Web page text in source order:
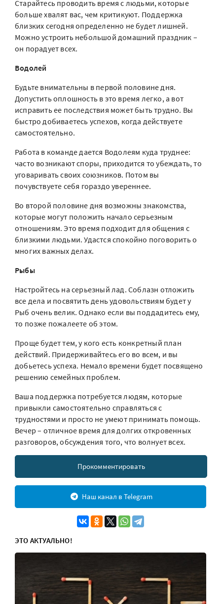
Старайтесь проводить время с людьми, которые
больше хвалят вас, чем критикуют. Поддержка
близких сегодня определенно не будет лишней.
Можно устроить небольшой домашний праздник –
он порадует всех.
Водолей
Будьте внимательны в первой половине дня.
Допустить оплошность в это время легко, а вот
исправить ее последствия может быть трудно. Вы
быстро добиваетесь успехов, когда действуете
самостоятельно.
Работа в команде дается Водолеям куда труднее:
часто возникают споры, приходится то убеждать, то
уговаривать своих союзников. Потом вы
почувствуете себя гораздо увереннее.
Во второй половине дня возможны знакомства,
которые могут положить начало серьезным
отношениям. Это время подходит для общения с
близкими людьми. Удастся спокойно поговорить о
многих важных делах.
Рыбы
Настройтесь на серьезный лад. Соблазн отложить
все дела и посвятить день удовольствиям будет у
Рыб очень велик. Однако если вы поддадитесь ему,
то позже пожалеете об этом.
Проще будет тем, у кого есть конкретный план
действий. Придерживайтесь его во всем, и вы
добьетесь успеха. Немало времени будет посвящено
решению семейных проблем.
Ваша поддержка потребуется людям, которые
привыкли самостоятельно справляться с
трудностями и просто не умеют принимать помощь.
Вечер – отличное время для долгих откровенных
разговоров, обсуждения того, что волнует всех.
Прокомментировать
Наш канал в Telegram
ЭТО АКТУАЛЬНО!